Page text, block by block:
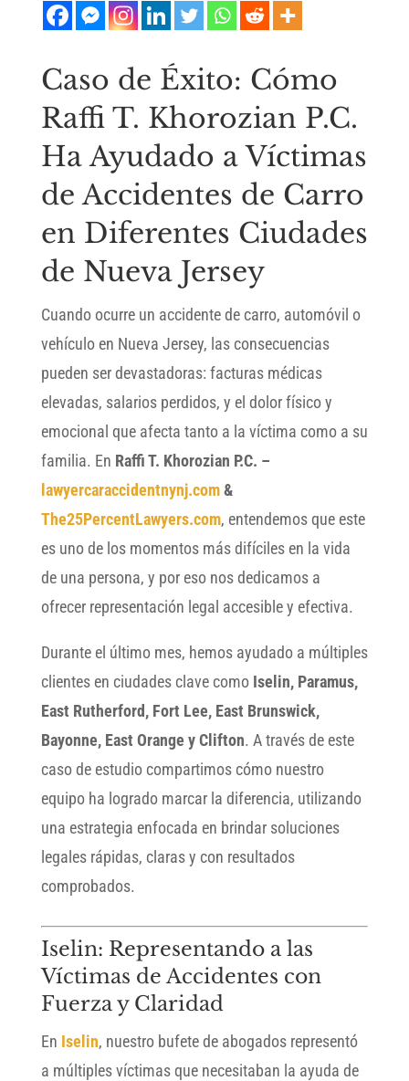
Caso de Éxito: Cómo
Raffi T. Khorozian P.C.
Ha Ayudado a Víctimas
de Accidentes de Carro
en Diferentes Ciudades
de Nueva Jersey
Cuando ocurre un accidente de carro, automóvil o
vehículo en Nueva Jersey, las consecuencias
pueden ser devastadoras: facturas médicas
elevadas, salarios perdidos, y el dolor físico y
emocional que afecta tanto a la víctima como a su
familia. En Raffi T. Khorozian P.C. –
lawyercaraccidentnynj.com&
The25PercentLawyers.com, entendemos que este
es uno de los momentos más difíciles en la vida
de una persona, y por eso nos dedicamos a
ofrecer representación legal accesible y efectiva.
Durante el último mes, hemos ayudado a múltiples
clientes en ciudades clave como Iselin, Paramus,
East Rutherford, Fort Lee, East Brunswick,
Bayonne, East Orange y Clifton. A través de este
caso de estudio compartimos cómo nuestro
equipo ha logrado marcar la diferencia, utilizando
una estrategia enfocada en brindar soluciones
legales rápidas, claras y con resultados
comprobados.
Iselin: Representando a las
Víctimas de Accidentes con
Fuerza y Claridad
En Iselin, nuestro bufete de abogados representó
a múltiples víctimas que necesitaban la ayuda de